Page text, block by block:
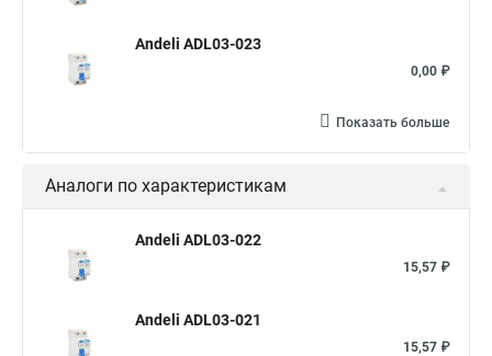
Andeli ADL03-023
0,00 ₽
Показать больше
Аналоги по характеристикам
Andeli ADL03-022
15,57 ₽
Andeli ADL03-021
15,57 ₽